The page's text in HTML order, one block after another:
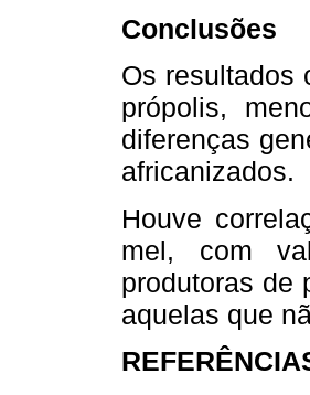
Conclusões
Os resultados
própolis,
diferenças
africanizados.
Houve
mel, com
produtoras de
aquelas que